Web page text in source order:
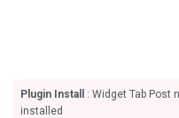
Plugin Install
: Widget Tab Post
installed